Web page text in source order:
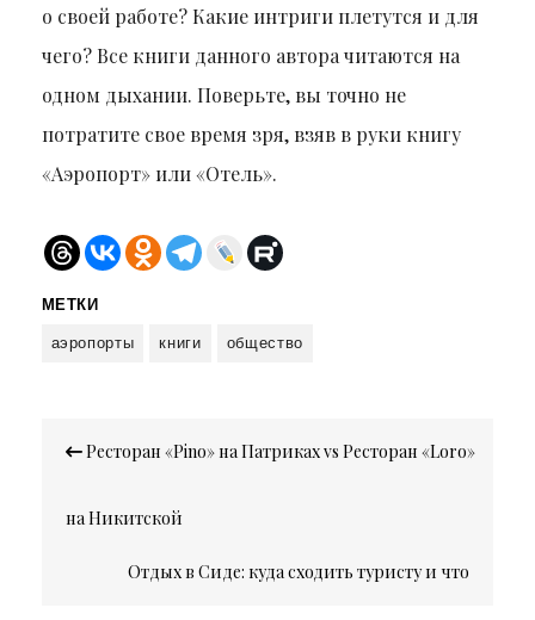
о своей работе? Какие интриги плетутся и для
чего? Все книги данного автора читаются на
одном дыхании. Поверьте, вы точно не
потратите свое время зря, взяв в руки книгу
«Аэропорт» или «Отель».
МЕТКИ
аэропорты
книги общество
по Ресторан «Pino» на Патриках vs Ресторан «Loro»
на Никитской
Отдых в Сиде: куда сходить туристу и что